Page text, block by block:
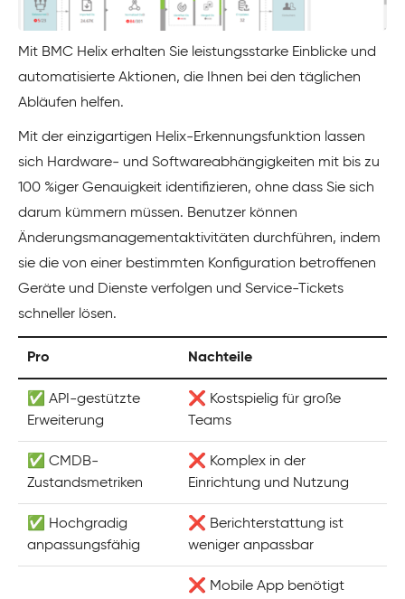
Mit BMC Helix erhalten Sie leistungsstarke Einblicke und
automatisierte Aktionen, die Ihnen bei den täglichen
Abläufen helfen.
Mit der einzigartigen Helix-Erkennungsfunktion lassen
sich Hardware- und Softwareabhängigkeiten mit bis zu
100 %iger Genauigkeit identifizieren, ohne dass Sie sich
darum kümmern müssen. Benutzer können
Änderungsmanagementaktivitäten durchführen, indem
sie die von einer bestimmten Konfiguration betroffenen
Geräte und Dienste verfolgen und Service-Tickets
schneller lösen.
Pro Nachteile
✅ API-gestützte
Erweiterung
❌ Kostspielig für große
Teams
✅ CMDB-
Zustandsmetriken
❌ Komplex in der
Einrichtung und Nutzung
✅ Hochgradig
anpassungsfähig
❌ Berichterstattung ist
weniger anpassbar
❌ Mobile App benötigt